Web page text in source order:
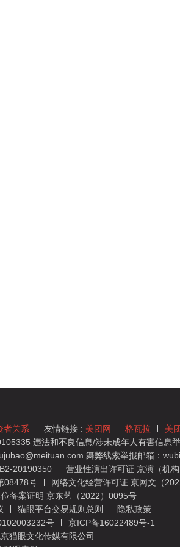
者关系 友情链接 : 美团网 格瓦拉 美
违法和不良信息/涉未成年人有害信息
舞弊线索举报邮箱：
20190350
营业性演出许可证 京演（机
08478号
网络文化经营许可证 京网文（
备案证明 京东艺（2022）0095号
猫眼平台交易规则总则
隐私政策
号
京ICP备16022489号-1
猫眼文化传媒有限公司